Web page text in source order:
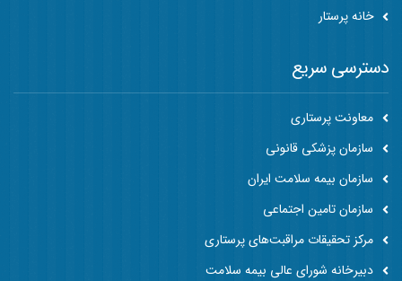
خانه پرستار
دسترسی سریع
معاونت پرستاری
سازمان پزشکی قانونی
سازمان بیمه سلامت ایران
سازمان تامین اجتماعی
مرکز تحقیقات مراقبت‌های پرستاری
دبیرخانه شورای عالی بیمه سلامت